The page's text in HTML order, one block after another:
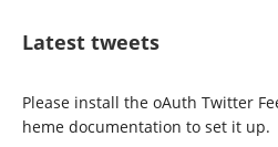
Latest tweets
Please install the oAuth Twitter
heme documentation to set it up.